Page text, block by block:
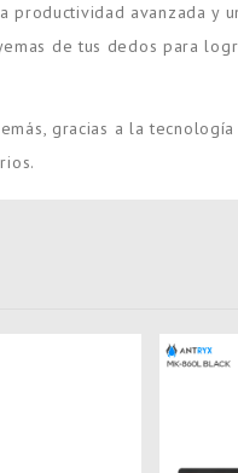
productividad avanzada y
de tus dedos para
gracias a la tecnología